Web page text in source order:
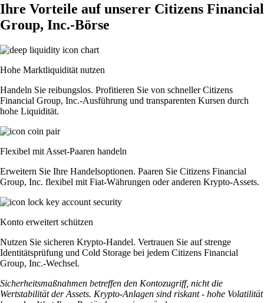
Ihre Vorteile auf unserer Citizens Financial
Group, Inc.-Börse
Hohe Marktliquidität nutzen
Handeln Sie reibungslos. Profitieren Sie von schneller Citizens
Financial Group, Inc.-Ausführung und transparenten Kursen durch
hohe Liquidität.
Flexibel mit Asset-Paaren handeln
Erweitern Sie Ihre Handelsoptionen. Paaren Sie Citizens Financial
Group, Inc. flexibel mit Fiat-Währungen oder anderen Krypto-Assets.
Konto erweitert schützen
Nutzen Sie sicheren Krypto-Handel. Vertrauen Sie auf strenge
Identitätsprüfung und Cold Storage bei jedem Citizens Financial
Group, Inc.-Wechsel.
Sicherheitsmaßnahmen betreffen den Kontozugriff, nicht die
Wertstabilität der Assets. Krypto-Anlagen sind riskant - hohe Volatilität